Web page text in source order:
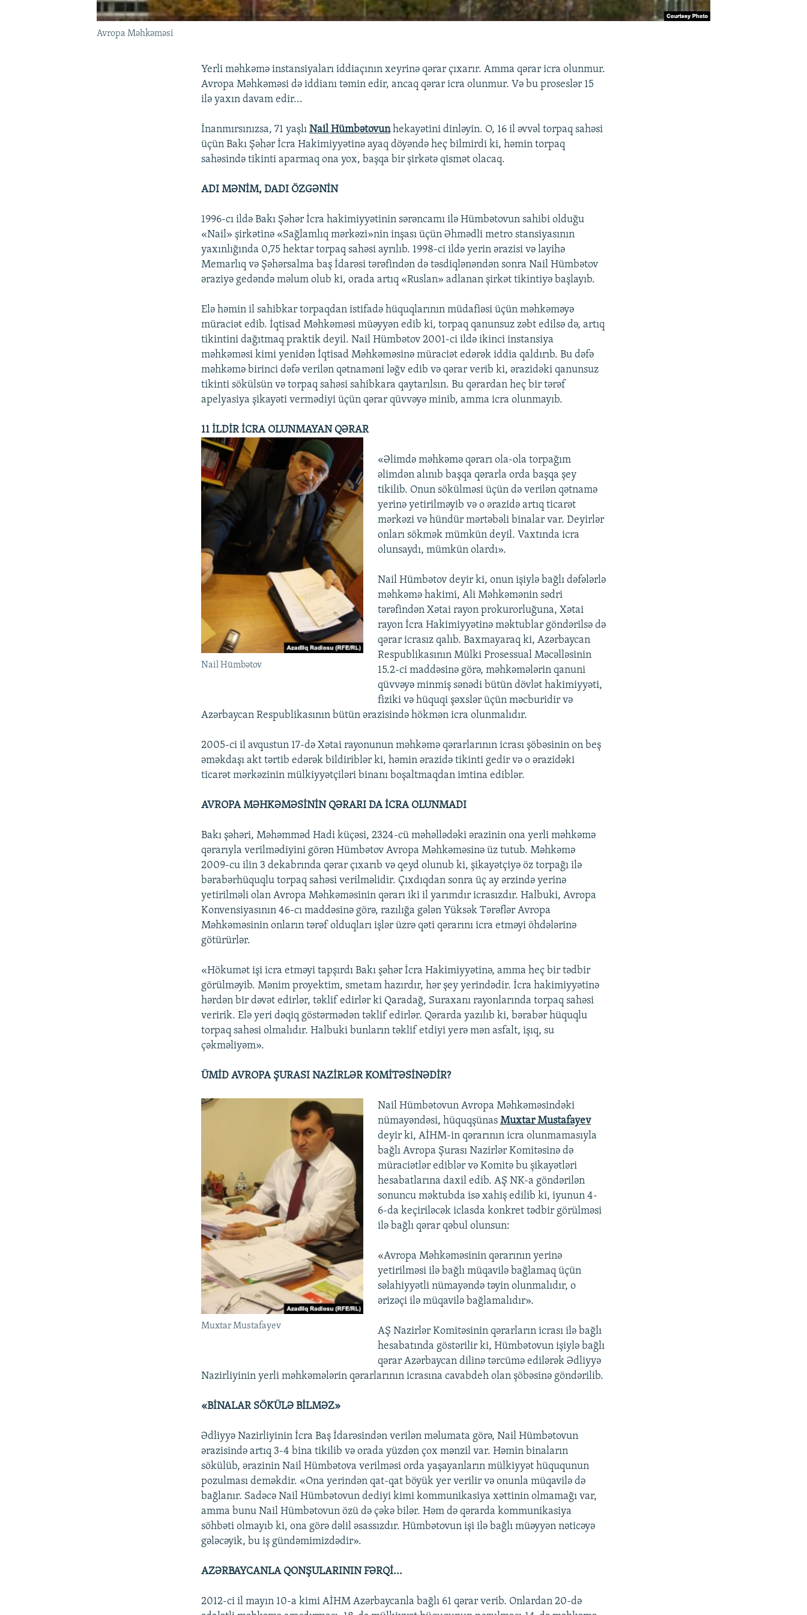
Avropa Məhkəməsi
Yerli məhkəmə instansiyaları iddiaçının xeyrinə qərar çıxarır. Amma qərar icra olunmur.
Avropa Məhkəməsi də iddianı təmin edir, ancaq qərar icra olunmur. Və bu proseslər 15
ilə yaxın davam edir...
İnanmırsınızsa, 71 yaşlıNail Hümbətovunhekayətini dinləyin. O, 16 il əvvəl torpaq sahəsi
üçün Bakı Şəhər İcra Hakimiyyətinə ayaq döyəndə heç bilmirdi ki, həmin torpaq
sahəsində tikinti aparmaq ona yox, başqa bir şirkətə qismət olacaq.
ADI MƏNİM, DADI ÖZGƏNİN
1996-cı ildə Bakı Şəhər İcra hakimiyyətinin sərəncamı ilə Hümbətovun sahibi olduğu
«Nail» şirkətinə «Sağlamlıq mərkəzi»nin inşası üçün Əhmədli metro stansiyasının
yaxınlığında 0,75 hektar torpaq sahəsi ayrılıb. 1998-ci ildə yerin ərazisi və layihə
Memarlıq və Şəhərsalma baş İdarəsi tərəfindən də təsdiqlənəndən sonra Nail Hümbətov
əraziyə gedəndə məlum olub ki, orada artıq «Ruslan» adlanan şirkət tikintiyə başlayıb.
Elə həmin il sahibkar torpaqdan istifadə hüquqlarının müdafiəsi üçün məhkəməyə
müraciət edib. İqtisad Məhkəməsi müəyyən edib ki, torpaq qanunsuz zəbt edilsə də, artıq
tikintini dağıtmaq praktik deyil. Nail Hümbətov 2001-ci ildə ikinci instansiya
məhkəməsi kimi yenidən İqtisad Məhkəməsinə müraciət edərək iddia qaldırıb. Bu dəfə
məhkəmə birinci dəfə verilən qətnaməni ləğv edib və qərar verib ki, ərazidəki qanunsuz
tikinti sökülsün və torpaq sahəsi sahibkara qaytarılsın. Bu qərardan heç bir tərəf
apelyasiya şikayəti vermədiyi üçün qərar qüvvəyə minib, amma icra olunmayıb.
11 İLDİR İCRA OLUNMAYAN QƏRAR
Nail Hümbətov
«Əlimdə məhkəmə qərarı ola-ola torpağım
əlimdən alınıb başqa qərarla orda başqa şey
tikilib. Onun sökülməsi üçün də verilən qətnamə
yerinə yetirilməyib və o ərazidə artıq ticarət
mərkəzi və hündür mərtəbəli binalar var. Deyirlər
onları sökmək mümkün deyil. Vaxtında icra
olunsaydı, mümkün olardı».
Nail Hümbətov deyir ki, onun işiylə bağlı dəfələrlə
məhkəmə hakimi, Ali Məhkəmənin sədri
tərəfindən Xətai rayon prokurorluğuna, Xətai
rayon İcra Hakimiyyətinə məktublar göndərilsə də
qərar icrasız qalıb. Baxmayaraq ki, Azərbaycan
Respublikasının Mülki Prosessual Məcəlləsinin
15.2-ci maddəsinə görə, məhkəmələrin qanuni
qüvvəyə minmiş sənədi bütün dövlət hakimiyyəti,
fiziki və hüquqi şəxslər üçün məcburidir və
Azərbaycan Respublikasının bütün ərazisində hökmən icra olunmalıdır.
2005-ci il avqustun 17-də Xətai rayonunun məhkəmə qərarlarının icrası şöbəsinin on beş
əməkdaşı akt tərtib edərək bildiriblər ki, həmin ərazidə tikinti gedir və o ərazidəki
ticarət mərkəzinin mülkiyyətçiləri binanı boşaltmaqdan imtina ediblər.
AVROPA MƏHKƏMƏSİNİN QƏRARI DA İCRA OLUNMADI
Bakı şəhəri, Məhəmməd Hadi küçəsi, 2324-cü məhəllədəki ərazinin ona yerli məhkəmə
qərarıyla verilmədiyini görən Hümbətov Avropa Məhkəməsinə üz tutub. Məhkəmə
2009-cu ilin 3 dekabrında qərar çıxarıb və qeyd olunub ki, şikayətçiyə öz torpağı ilə
bərabərhüquqlu torpaq sahəsi verilməlidir. Çıxdıqdan sonra üç ay ərzində yerinə
yetirilməli olan Avropa Məhkəməsinin qərarı iki il yarımdır icrasızdır. Halbuki, Avropa
Konvensiyasının 46-cı maddəsinə görə, razılığa gələn Yüksək Tərəflər Avropa
Məhkəməsinin onların tərəf olduqları işlər üzrə qəti qərarını icra etməyi öhdələrinə
götürürlər.
«Hökumət işi icra etməyi tapşırdı Bakı şəhər İcra Hakimiyyətinə, amma heç bir tədbir
görülməyib. Mənim proyektim, smetam hazırdır, hər şey yerindədir. İcra hakimiyyətinə
hərdən bir dəvət edirlər, təklif edirlər ki Qaradağ, Suraxanı rayonlarında torpaq sahəsi
veririk. Elə yeri dəqiq göstərmədən təklif edirlər. Qərarda yazılıb ki, bərabər hüquqlu
torpaq sahəsi olmalıdır. Halbuki bunların təklif etdiyi yerə mən asfalt, işıq, su
çəkməliyəm».
ÜMİD AVROPA ŞURASI NAZİRLƏR KOMİTƏSİNƏDİR?
Muxtar Mustafayev
Nail Hümbətovun Avropa Məhkəməsindəki
nümayəndəsi, hüquqşünas Muxtar Mustafayev
deyir ki, AİHM-in qərarının icra olunmamasıyla
bağlı Avropa Şurası Nazirlər Komitəsinə də
müraciətlər ediblər və Komitə bu şikayətləri
hesabatlarına daxil edib. AŞ NK-a göndərilən
sonuncu məktubda isə xahiş edilib ki, iyunun 4-
6-da keçiriləcək iclasda konkret tədbir görülməsi
ilə bağlı qərar qəbul olunsun:
«Avropa Məhkəməsinin qərarının yerinə
yetirilməsi ilə bağlı müqavilə bağlamaq üçün
səlahiyyətli nümayəndə təyin olunmalıdır, o
ərizəçi ilə müqavilə bağlamalıdır».
AŞ Nazirlər Komitəsinin qərarların icrası ilə bağlı
hesabatında göstərilir ki, Hümbətovun işiylə bağlı
qərar Azərbaycan dilinə tərcümə edilərək Ədliyyə
Nazirliyinin yerli məhkəmələrin qərarlarının icrasına cavabdeh olan şöbəsinə göndərilib.
«BİNALAR SÖKÜLƏ BİLMƏZ»
Ədliyyə Nazirliyinin İcra Baş İdarəsindən verilən məlumata görə, Nail Hümbətovun
ərazisində artıq 3-4 bina tikilib və orada yüzdən çox mənzil var. Həmin binaların
sökülüb, ərazinin Nail Hümbətova verilməsi orda yaşayanların mülkiyyət hüququnun
pozulması deməkdir. «Ona yerindən qat-qat böyük yer verilir və onunla müqavilə də
bağlanır. Sadəcə Nail Hümbətovun dediyi kimi kommunikasiya xəttinin olmamağı var,
amma bunu Nail Hümbətovun özü də çəkə bilər. Həm də qərarda kommunikasiya
söhbəti olmayıb ki, ona görə dəlil əsassızdır. Hümbətovun işi ilə bağlı müəyyən nəticəyə
gələcəyik, bu iş gündəmimizdədir».
AZƏRBAYCANLA QONŞULARININ FƏRQİ...
2012-ci il mayın 10-a kimi AİHM Azərbaycanla bağlı 61 qərar verib. Onlardan 20-də